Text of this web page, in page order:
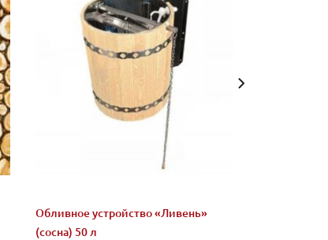
Обливное устройство «Ливень»
(сосна) 50 л